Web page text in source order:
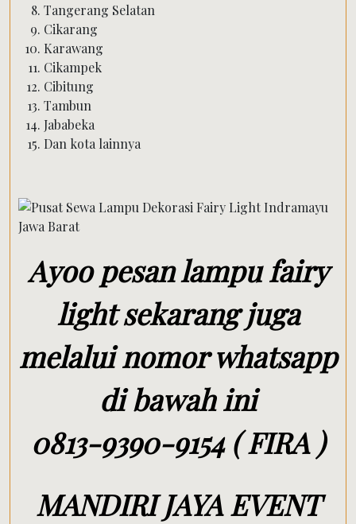
Tangerang Selatan
Cikarang
Karawang
Cikampek
Cibitung
Tambun
Jababeka
Dan kota lainnya
Ayoo pesan lampu fairy
light sekarang juga
melalui nomor whatsapp
di bawah ini
0813-9390-9154 ( FIRA )
MANDIRI JAYA EVENT